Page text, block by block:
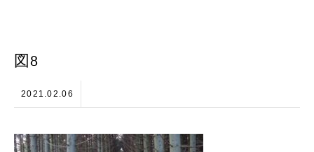
図8
2021.02.06